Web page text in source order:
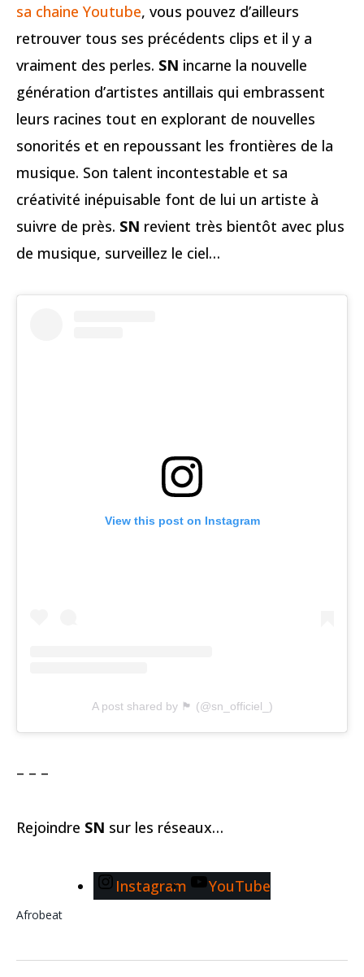
sa chaine Youtube, vous pouvez d’ailleurs
retrouver tous ses précédents clips et il y a
vraiment des perles. SN incarne la nouvelle
génération d’artistes antillais qui embrassent
leurs racines tout en explorant de nouvelles
sonorités et en repoussant les frontières de la
musique. Son talent incontestable et sa
créativité inépuisable font de lui un artiste à
suivre de près. SN revient très bientôt avec plus
de musique, surveillez le ciel…
View this post on Instagram
A post shared by 🏴 (@sn_officiel_)
– – –
Rejoindre SN sur les réseaux…
Instagram YouTube
Afrobeat